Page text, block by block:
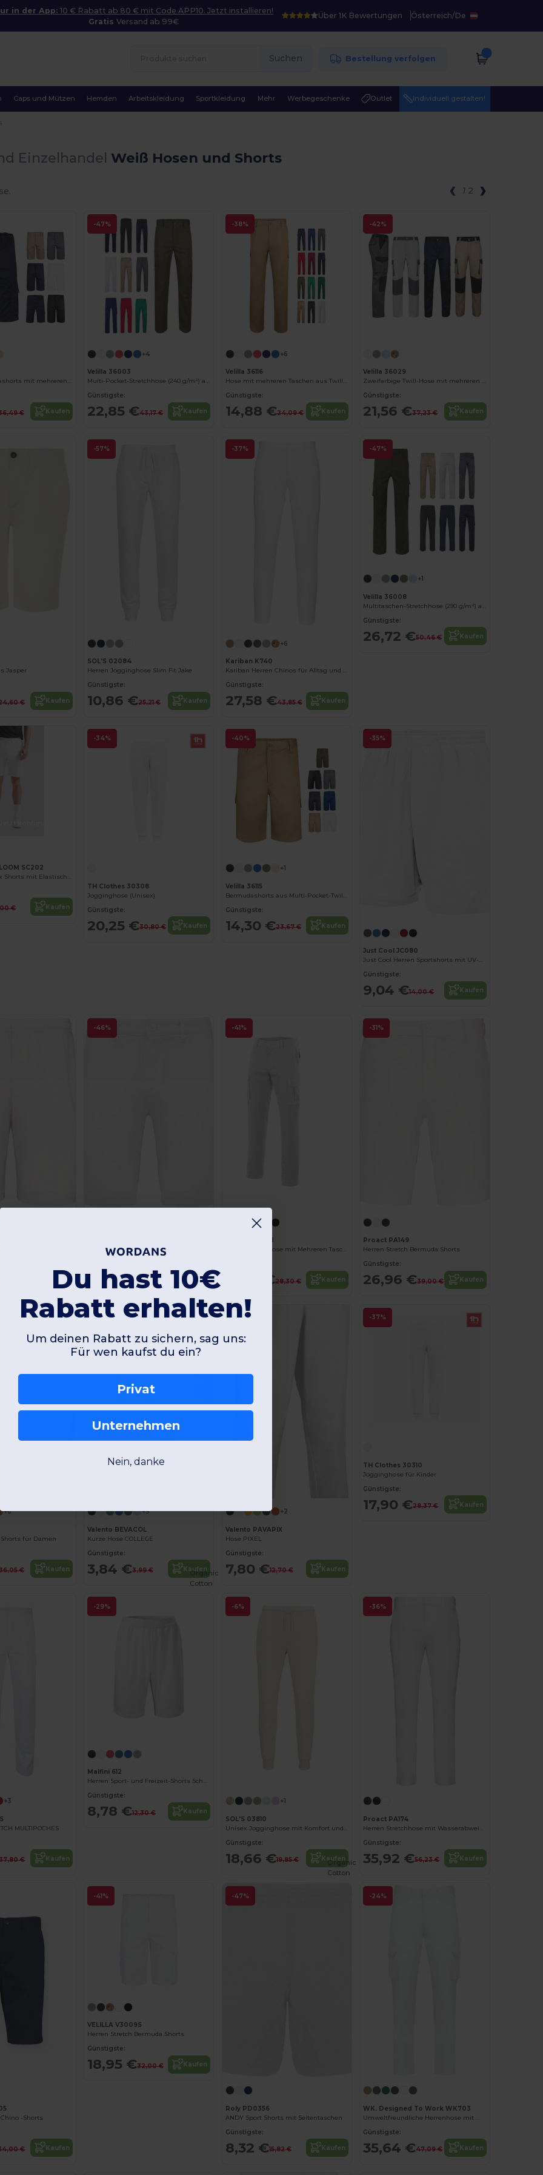
in der App: 10 € Rabatt ab 80 € mit Code APP10. Jetzt installieren!
Gratis Versand ab 99€
Über 1K Bewertungen Österreich/De
Suchen Bestellung verfolgen
Caps und Mützen Hemden Arbeitskleidung Sportkleidung Mehr Werbegeschenke Outlet Individuell gestalten!
Einzelhandel Weiß Hosen und Shorts
1 2
Stretch-Bermudashorts mit mehreren Taschen (240 g/m²), aus Baumwolle (46 %), EME (38 %) und Polyester (16 %)
€ Kaufen
-47%
+4
Velilla 36003
Multi-Pocket-Stretchhose (240 g/m²) aus Baumwolle (46 %), EME (38 %) und Polyester (16 %)
Günstigste:
22,85 €43,17 € Kaufen
-38%
+6
Velilla 36116
Hose mit mehreren Taschen aus Twill (200 g/m²), aus Baumwolle (35 %) und Polyester (65 %)
Günstigste:
14,88 €24,09 € Kaufen
-42%
Velilla 36029
Zweifarbige Twill-Hose mit mehreren Taschen (240 g/m²), aus Baumwolle (35%) und Polyester (65%)
Günstigste:
21,56 €37,23 € Kaufen
Jasper
€ Kaufen
-57%
SOL'S 02084
Herren Jogginghose Slim Fit Jake
Günstigste:
10,86 €25,21 € Kaufen
-37%
+6
Kariban K740
Kariban Herren Chinos für Alltag und Beruf
Günstigste:
27,58 €43,85 € Kaufen
-47%
+1
Velilla 36008
Multitaschen-Stretchhose (290 g/m²) aus Baumwolle (46 %), EME (38 %) und Polyester (16 %)
Günstigste:
26,72 €50,46 € Kaufen
SC202
€ Kaufen
-34%
TH Clothes 30308
Jogginghose (Unisex)
Günstigste:
20,25 €30,80 € Kaufen
-40%
+1
Velilla 36115
Bermudashorts aus Multi-Pocket-Twill (200g/m²), aus Baumwolle (35%) und Polyester (65%)
Günstigste:
14,30 €23,67 € Kaufen
-35%
Just Cool JC080
Just Cool Herren Sportshorts mit UV-Schutz
Günstigste:
9,04 €14,00 € Kaufen
Sportshorts
€ Kaufen
-46%
Chino-Bermuda-Shorts für Herren
19,50 €36,05 € Kaufen
-41%
VELILLA V3001
Velilla Arbeitshose mit Mehreren Taschen
16,77 €28,30 € Kaufen
-31%
Proact PA149
Herren Stretch Bermuda Shorts
Günstigste:
26,96 €39,00 € Kaufen
+6
für Damen
€ Kaufen
-4%
+9
Valento BEVACOL
Kurze Hose COLLEGE
Günstigste:
3,84 €3,99 € Kaufen
-39%
+2
Valento PAVAPIX
Hose PIXEL
Günstigste:
7,80 €12,70 € Kaufen
-37%
TH Clothes 30310
Jogginghose für Kinder
Günstigste:
17,90 €28,37 € Kaufen
+3
MULTIPOCHES
€ Kaufen
-29%
Malfini 612
Herren Sport- und Freizeit-Shorts Schnell Trocknend
Günstigste:
8,78 €12,30 € Kaufen
-6%
Organic
Cotton
+1
SOL'S 03810
Unisex Jogginghose mit Komfort und Stil
Günstigste:
18,66 €19,85 € Kaufen
-36%
Proact PA174
Herren Stretchhose mit Wasserabweisendem Komfort
Günstigste:
35,92 €56,23 € Kaufen
-Shorts
€ Kaufen
-41%
VELILLA V3009S
Herren Stretch Bermuda Shorts
Günstigste:
18,95 €32,00 € Kaufen
-47%
Roly PD0356
ANDY Sport Shorts mit Seitentaschen
Günstigste:
8,32 €15,82 € Kaufen
-24%
Organic
Cotton
WK. Designed To Work WK703
Umweltfreundliche Herrenhose mit mehreren Taschen
Günstigste:
35,64 €47,09 € Kaufen
Du hast 10€
Rabatt erhalten!
Um deinen Rabatt zu sichern, sag uns:
Für wen kaufst du ein?
Privat
Unternehmen
Nein, danke